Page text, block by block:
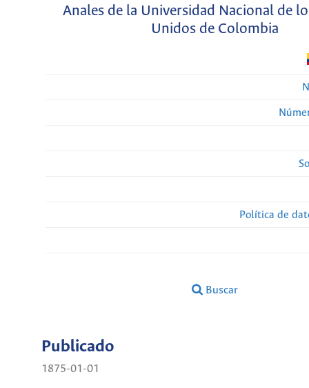
Anales de la Universidad Nacional de
Unidos de Colombia
Política de
Buscar
Publicado
1875-01-01